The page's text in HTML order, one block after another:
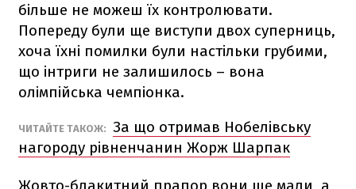
більше не можеш їх контролювати.
Попереду були ще виступи двох суперниць,
хоча їхні помилки були настільки грубими,
що інтриги не залишилось – вона
олімпійська чемпіонка.
ЧИТАЙТЕ ТАКОЖ: За що отримав Нобелівську
нагороду рівненчанин Жорж Шарпак